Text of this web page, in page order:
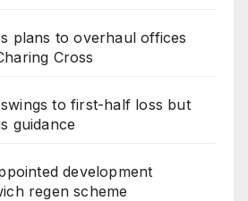
plans to overhaul offices
Cross
to first-half loss but
guidance
development
regen scheme